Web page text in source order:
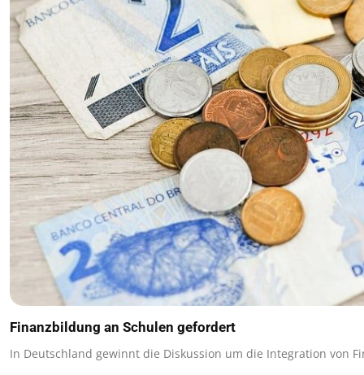
Finanzbildung an Schulen gefordert
In Deutschland gewinnt die Diskussion um die Integration von